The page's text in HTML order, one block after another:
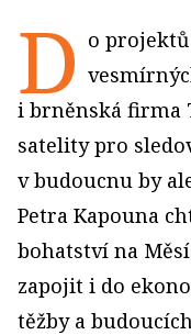
D o
i brněnská firma
satelity pro
v budoucnu by
Petra Kapouna
bohatství na
zapojit i do
těžby a